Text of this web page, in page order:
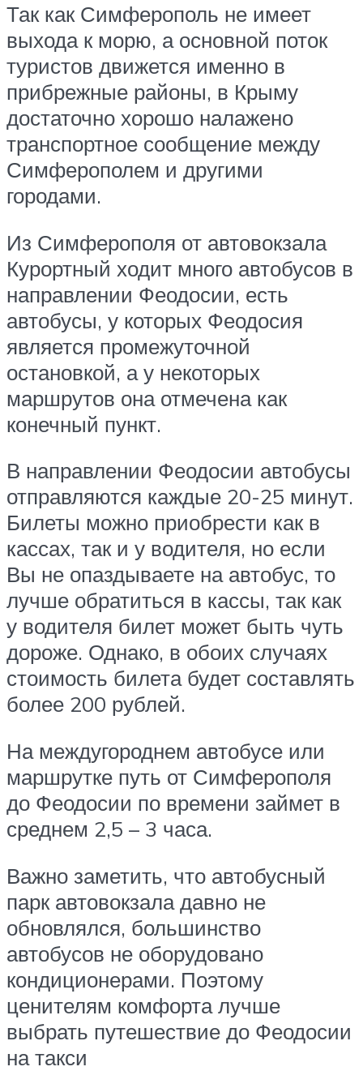
Так как Симферополь не имеет
выхода к морю, а основной поток
туристов движется именно в
прибрежные районы, в Крыму
достаточно хорошо налажено
транспортное сообщение между
Симферополем и другими
городами.
Из Симферополя от автовокзала
Курортный ходит много автобусов в
направлении Феодосии, есть
автобусы, у которых Феодосия
является промежуточной
остановкой, а у некоторых
маршрутов она отмечена как
конечный пункт.
В направлении Феодосии автобусы
отправляются каждые 20-25 минут.
Билеты можно приобрести как в
кассах, так и у водителя, но если
Вы не опаздываете на автобус, то
лучше обратиться в кассы, так как
у водителя билет может быть чуть
дороже. Однако, в обоих случаях
стоимость билета будет составлять
более 200 рублей.
На междугороднем автобусе или
маршрутке путь от Симферополя
до Феодосии по времени займет в
среднем 2,5 – 3 часа.
Важно заметить, что автобусный
парк автовокзала давно не
обновлялся, большинство
автобусов не оборудовано
кондиционерами. Поэтому
ценителям комфорта лучше
выбрать путешествие до Феодосии
на такси